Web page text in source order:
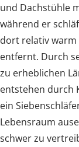
und Dachstühle
während er
dort relativ
entfernt. Durch
zu erheblichen
entstehen durch
ein
Lebensraum
schwer zu